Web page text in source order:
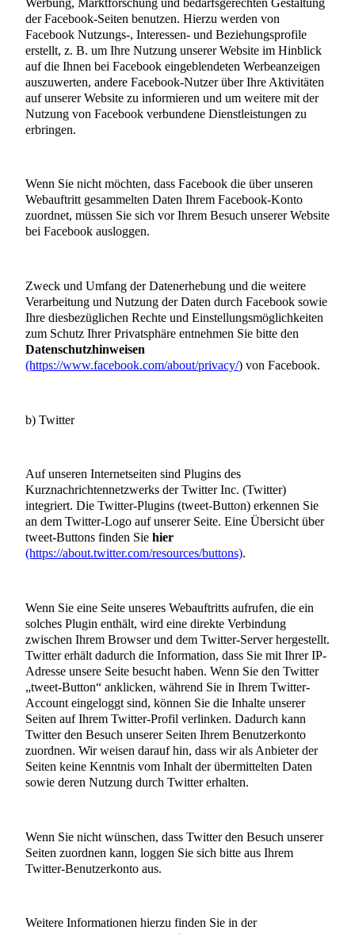
der Facebook-Seiten benutzen. Hierzu werden von
Facebook Nutzungs-, Interessen- und Beziehungsprofile
erstellt, z. B. um Ihre Nutzung unserer Website im Hinblick
auf die Ihnen bei Facebook eingeblendeten Werbeanzeigen
auszuwerten, andere Facebook-Nutzer über Ihre Aktivitäten
auf unserer Website zu informieren und um weitere mit der
Nutzung von Facebook verbundene Dienstleistungen zu
erbringen.
Wenn Sie nicht möchten, dass Facebook die über unseren
Webauftritt gesammelten Daten Ihrem Facebook-Konto
zuordnet, müssen Sie sich vor Ihrem Besuch unserer Website
bei Facebook ausloggen.
Zweck und Umfang der Datenerhebung und die weitere
Verarbeitung und Nutzung der Daten durch Facebook sowie
Ihre diesbezüglichen Rechte und Einstellungsmöglichkeiten
zum Schutz Ihrer Privatsphäre entnehmen Sie bitte den
Datenschutzhinweisen
(https://www.facebook.com/about/privacy/) von Facebook.
b) Twitter
Auf unseren Internetseiten sind Plugins des
Kurznachrichtennetzwerks der Twitter Inc. (Twitter)
integriert. Die Twitter-Plugins (tweet-Button) erkennen Sie
an dem Twitter-Logo auf unserer Seite. Eine Übersicht über
tweet-Buttons finden Sie hier
(https://about.twitter.com/resources/buttons).
Wenn Sie eine Seite unseres Webauftritts aufrufen, die ein
solches Plugin enthält, wird eine direkte Verbindung
zwischen Ihrem Browser und dem Twitter-Server hergestellt.
Twitter erhält dadurch die Information, dass Sie mit Ihrer IP-
Adresse unsere Seite besucht haben. Wenn Sie den Twitter
„tweet-Button“ anklicken, während Sie in Ihrem Twitter-
Account eingeloggt sind, können Sie die Inhalte unserer
Seiten auf Ihrem Twitter-Profil verlinken. Dadurch kann
Twitter den Besuch unserer Seiten Ihrem Benutzerkonto
zuordnen. Wir weisen darauf hin, dass wir als Anbieter der
Seiten keine Kenntnis vom Inhalt der übermittelten Daten
sowie deren Nutzung durch Twitter erhalten.
Wenn Sie nicht wünschen, dass Twitter den Besuch unserer
Seiten zuordnen kann, loggen Sie sich bitte aus Ihrem
Twitter-Benutzerkonto aus.
Weitere Informationen hierzu finden Sie in der